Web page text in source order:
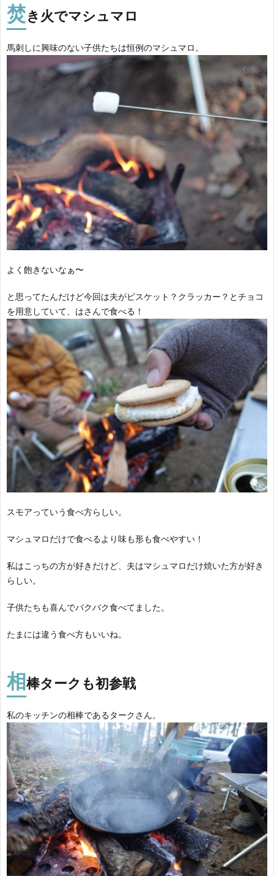
焚き火でマシュマロ
馬刺しに興味のない子供たちは恒例のマシュマロ。
よく飽きないなぁ〜
と思ってたんだけど今回は夫がビスケット？クラッカー？とチョコ
を用意していて、はさんで食べる！
スモアっていう食べ方らしい。
マシュマロだけで食べるより味も形も食べやすい！
私はこっちの方が好きだけど、夫はマシュマロだけ焼いた方が好き
らしい。
子供たちも喜んでバクバク食べてました。
たまには違う食べ方もいいね。
相棒タークも初参戦
私のキッチンの相棒であるタークさん。